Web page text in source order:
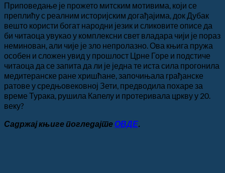
Приповедање је прожето митским мотивима, који се
преплићу с реалним историјским догађајима, док Дубак
вешто користи богат народни језик и сликовите описе да
би читаоца увукао у комплексни свет владара чији је пораз
неминован, али чије је зло непролазно. Ова књига пружа
особен и сложен увид у прошлост Црне Горе и подстиче
читаоца да се запита да ли је једна те иста сила прогонила
медитеранске ране хришћане, започињала грађанске
ратове у средњовековној Зети, предводила похаре за
време Турака, рушила Капелу и протеривала цркву у 20.
веку?
Садржај књиге погледајтеОВДЕ.